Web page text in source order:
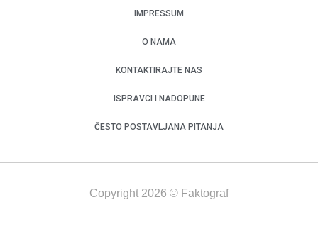
IMPRESSUM
O NAMA
KONTAKTIRAJTE NAS
ISPRAVCI I NADOPUNE
ČESTO POSTAVLJANA PITANJA
Copyright 2026 © Faktograf